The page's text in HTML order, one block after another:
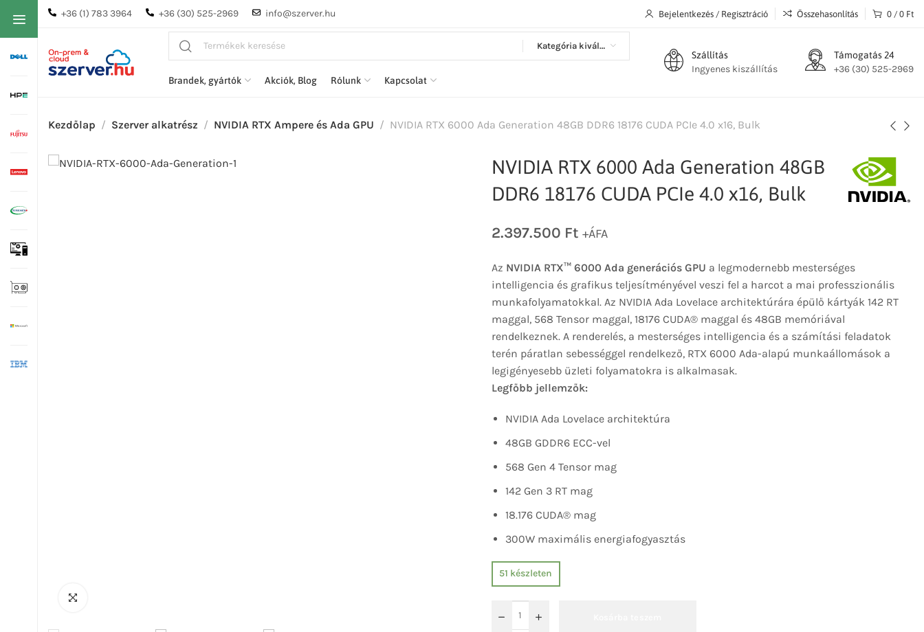
+36 (1) 783 3964 +36 (30) 525-2969 info@szerver.hu Bejelentkezés / Regisztráció Összehasonlítás 0 / 0 Ft
Kategória kiválasztása
Brandek, gyártók Akciók, Blog Rólunk Kapcsolat
Szállítás
Ingyenes kiszállítás
Támogatás 24
+36 (30) 525-2969
Kezdőlap Szerver alkatrész NVIDIA RTX Ampere és Ada GPU NVIDIA RTX 6000 Ada Generation 48GB DDR6 18176 CUDA PCIe 4.0 x16, Bulk
NVIDIA RTX 6000 Ada Generation 48GB
DDR6 18176 CUDA PCIe 4.0 x16, Bulk
2.397.500 Ft +ÁFA
Az NVIDIA RTX™ 6000 Ada generációs GPU a legmodernebb mesterséges
intelligencia és grafikus teljesítményével veszi fel a harcot a mai professzionális
munkafolyamatokkal. Az NVIDIA Ada Lovelace architektúrára épülő kártyák 142 RT
maggal, 568 Tensor maggal, 18176 CUDA® maggal és 48GB memóriával
rendelkeznek. A renderelés, a mesterséges intelligencia és a számítási feladatok
terén páratlan sebességgel rendelkező, RTX 6000 Ada-alapú munkaállomások a
legigényesebb üzleti folyamatokra is alkalmasak.
Legfőbb jellemzők:
NVIDIA Ada Lovelace architektúra
48GB GDDR6 ECC-vel
568 Gen 4 Tensor mag
142 Gen 3 RT mag
18.176 CUDA® mag
300W maximális energiafogyasztás
51 készleten